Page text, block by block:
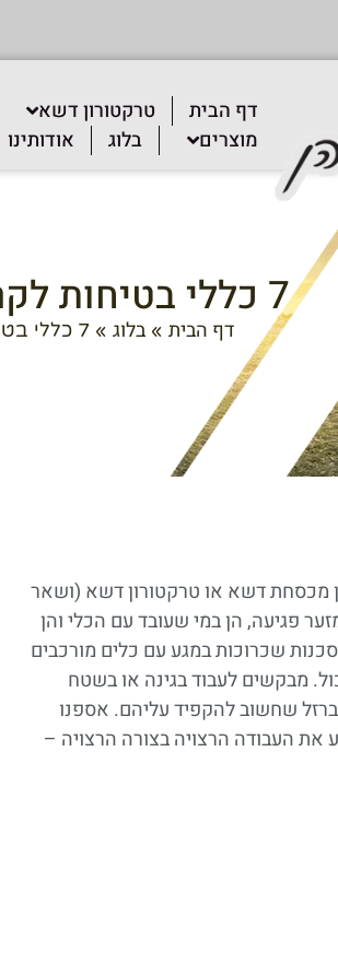
דף הבית טרקטורון דשא
מוצרים
בלוג אודותינו
7 כללי בטיחות לקראת עבודה בשטח
דף הבית » בלוג » 7 כללי בטיחות לקראת עבודה בשטח
מכסחת דשא או טרקטורון דשא (ושאר
פגיעה, הן במי שעובד עם הכלי והן
שכרוכות במגע עם כלים מורכבים
מבקשים לעבוד בגינה או בשטח
שחשוב להקפיד עליהם. אספנו
העבודה הרצויה בצורה הרצויה –